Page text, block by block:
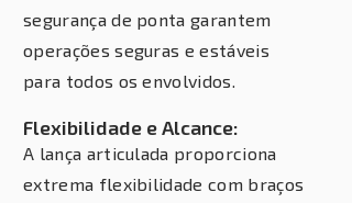
segurança de ponta garantem
operações seguras e estáveis
para todos os envolvidos.
Flexibilidade e Alcance:
A lança articulada proporciona
extrema flexibilidade com braços